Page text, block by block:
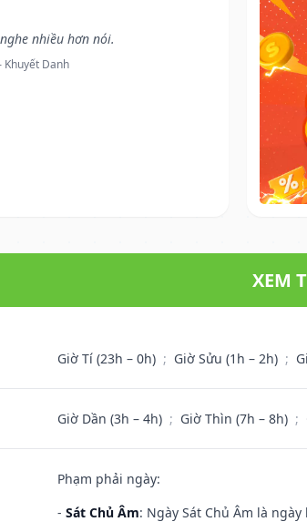
nhiều hơn nói.
Danh
XEM
Giờ Tí (23h – 0h) ; Giờ Sửu (1h – 2h) ;
Giờ Dần (3h – 4h) ; Giờ Thìn (7h – 8h) ;
Phạm phải ngày:
- Sát Chủ Âm: Ngày Sát Chủ Âm là